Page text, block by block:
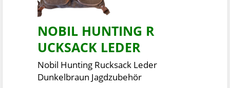
NOBIL HUNTING R
UCKSACK LEDER
Nobil Hunting Rucksack Leder
Dunkelbraun Jagdzubehör